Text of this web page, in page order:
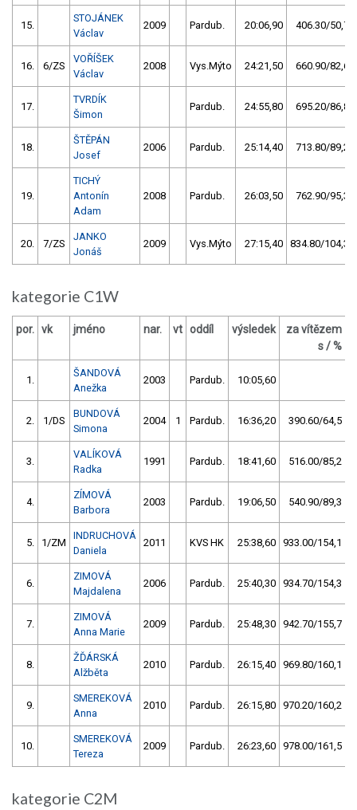
15.
STOJÁNEK
Václav
2009 Pardub. 20:06,90 406.30/50,7
16. 6/ZS
VOŘÍŠEK
Václav
2008 Vys.Mýto 24:21,50 660.90/82,6
17.
TVRDÍK
Šimon
Pardub. 24:55,80 695.20/86,8
18.
ŠTĚPÁN
Josef
2006 Pardub. 25:14,40 713.80/89,2
19.
TICHÝ
Antonín
Adam
2008 Pardub. 26:03,50 762.90/95,3
20. 7/ZS
JANKO
Jonáš
2009 Vys.Mýto 27:15,40 834.80/104,3
kategorie C1W
por. vk jméno nar. vt oddíl výsledek
za vítězem
s / %
1.
ŠANDOVÁ
Anežka
2003 Pardub. 10:05,60
2. 1/DS
BUNDOVÁ
Simona
2004 1 Pardub. 16:36,20 390.60/64,5
3.
VALÍKOVÁ
Radka
1991 Pardub. 18:41,60 516.00/85,2
4.
ZÍMOVÁ
Barbora
2003 Pardub. 19:06,50 540.90/89,3
5. 1/ZM
INDRUCHOVÁ
Daniela
2011 KVS HK 25:38,60 933.00/154,1
6.
ZIMOVÁ
Majdalena
2006 Pardub. 25:40,30 934.70/154,3
7.
ZIMOVÁ
Anna Marie
2009 Pardub. 25:48,30 942.70/155,7
8.
ŽĎÁRSKÁ
Alžběta
2010 Pardub. 26:15,40 969.80/160,1
9.
SMEREKOVÁ
Anna
2010 Pardub. 26:15,80 970.20/160,2
10.
SMEREKOVÁ
Tereza
2009 Pardub. 26:23,60 978.00/161,5
kategorie C2M